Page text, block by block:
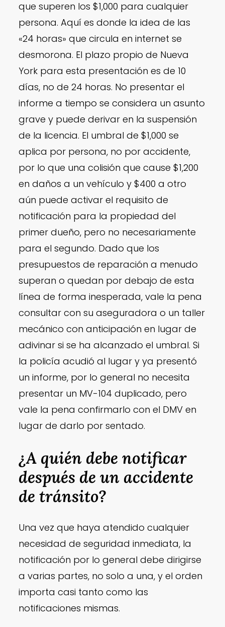
que superen los $1,000 para cualquier
persona. Aquí es donde la idea de las
«24 horas» que circula en internet se
desmorona. El plazo propio de Nueva
York para esta presentación es de 10
días, no de 24 horas. No presentar el
informe a tiempo se considera un asunto
grave y puede derivar en la suspensión
de la licencia. El umbral de $1,000 se
aplica por persona, no por accidente,
por lo que una colisión que cause $1,200
en daños a un vehículo y $400 a otro
aún puede activar el requisito de
notificación para la propiedad del
primer dueño, pero no necesariamente
para el segundo. Dado que los
presupuestos de reparación a menudo
superan o quedan por debajo de esta
línea de forma inesperada, vale la pena
consultar con su aseguradora o un taller
mecánico con anticipación en lugar de
adivinar si se ha alcanzado el umbral. Si
la policía acudió al lugar y ya presentó
un informe, por lo general no necesita
presentar un MV-104 duplicado, pero
vale la pena confirmarlo con el DMV en
lugar de darlo por sentado.
¿A quién debe notificar
después de un accidente
de tránsito?
Una vez que haya atendido cualquier
necesidad de seguridad inmediata, la
notificación por lo general debe dirigirse
a varias partes, no solo a una, y el orden
importa casi tanto como las
notificaciones mismas.